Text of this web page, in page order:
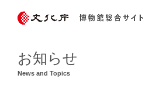
お知らせ
News and Topics